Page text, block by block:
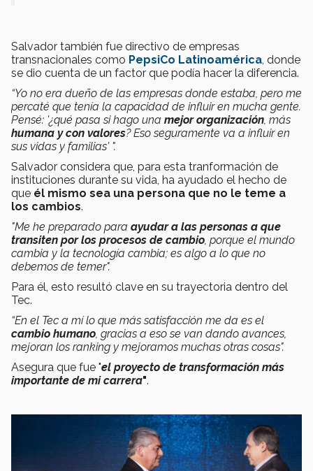
Salvador también fue directivo de empresas
transnacionales como PepsiCo Latinoamérica, donde
se dio cuenta de un factor que podía hacer la diferencia.
“Yo no era dueño de las empresas donde estaba, pero me
percaté que tenía la capacidad de influir en mucha gente.
Pensé: '¿qué pasa si hago una mejor organización, más
humana y con valores? Eso seguramente va a influir en
sus vidas y familias' ".
Salvador considera que, para esta tranformación de
instituciones durante su vida, ha ayudado el hecho de
que él mismo sea una persona que no le teme a
los cambios.
"Me he preparado para ayudar a las personas a que
transiten por los procesos de cambio, porque el mundo
cambia y la tecnología cambia; es algo a lo que no
debemos de temer".
Para él, esto resultó clave en su trayectoria dentro del
Tec.
“En el Tec a mí lo que más satisfacción me da es el
cambio humano, gracias a eso se van dando avances,
mejoran los ranking y mejoramos muchas otras cosas".
Asegura que fue "el proyecto de transformación más
importante de mi carrera".